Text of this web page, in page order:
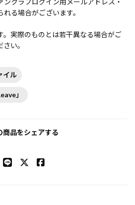
クラブログイン用メールアドレス・
る場合がございます。
実際のものとは若干異なる場合がご
い。
イル
」
商品をシェアする